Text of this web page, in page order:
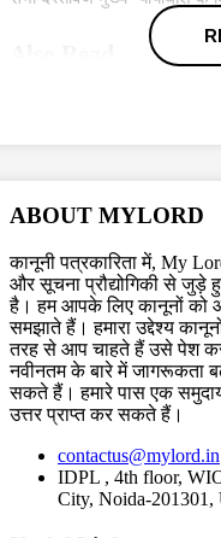
ममता सरकार को बड़ा
को स्टाइपेंड देने के फैसले
More News
सीजेआई की अगुवाई वाली
सरकार को भेजती है. यह प्रक्रिया
की मंजूरी मिलने के बाद, न्याय
ABOUT MYLORD
कानूनी पत्रकारिता में, My
और सूचना प्रौद्योगिकी से जुड़े
है। हम आपके लिए कानूनों
समझाते हैं। हमारा उद्देश्य
तरह से आप चाहते हैं उसे पेश
नवीनतम के बारे में जागरूकता
सकते हैं। हमारे पास एक
उत्तर प्राप्त कर सकते हैं।
contactus@mylord.in
IDPL , 4th floor,
City, Noida-201301,